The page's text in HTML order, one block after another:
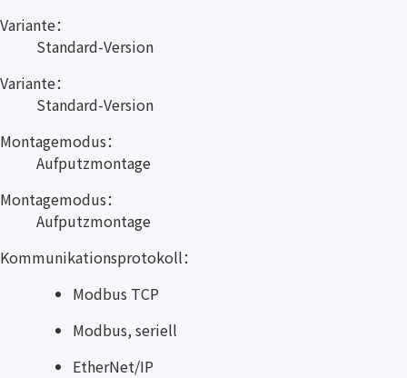
Variante：
Standard-Version
Variante：
Standard-Version
Montagemodus：
Aufputzmontage
Montagemodus：
Aufputzmontage
Kommunikationsprotokoll：
Modbus TCP
Modbus, seriell
EtherNet/IP